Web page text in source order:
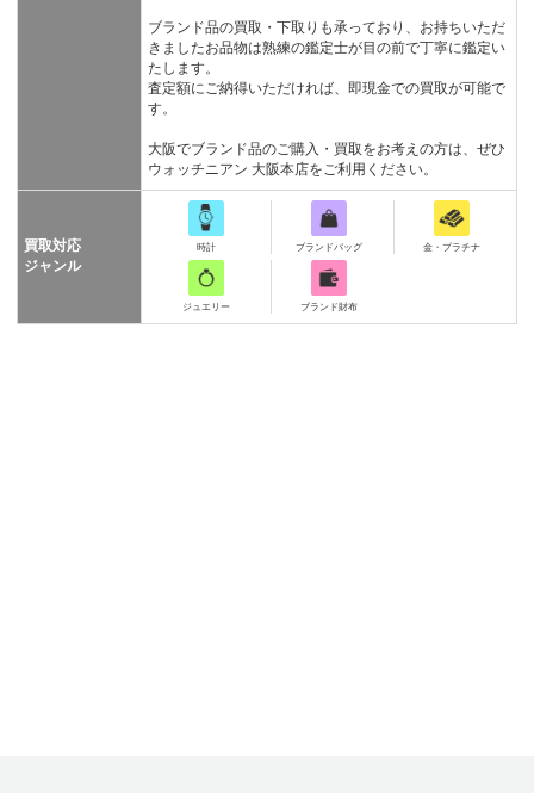
ブランド品の買取・下取りも承っており、お持ちいただ
きましたお品物は熟練の鑑定士が目の前で丁寧に鑑定い
たします。
査定額にご納得いただければ、即現金での買取が可能で
す。
大阪でブランド品のご購入・買取をお考えの方は、ぜひ
ウォッチニアン 大阪本店をご利用ください。
買取対応
ジャンル
時計 ブランドバッグ 金・プラチナ
ジュエリー ブランド財布